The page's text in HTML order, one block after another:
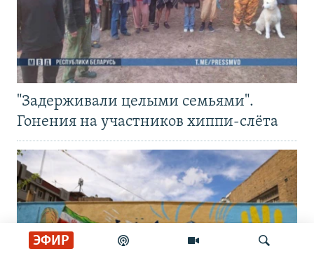
ЭФИР
"Задерживали целыми семьями".
Гонения на участников хиппи-слёта